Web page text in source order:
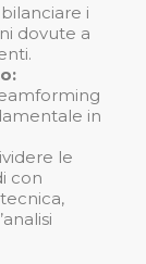
bilanciare i
dovute a
in
le
con